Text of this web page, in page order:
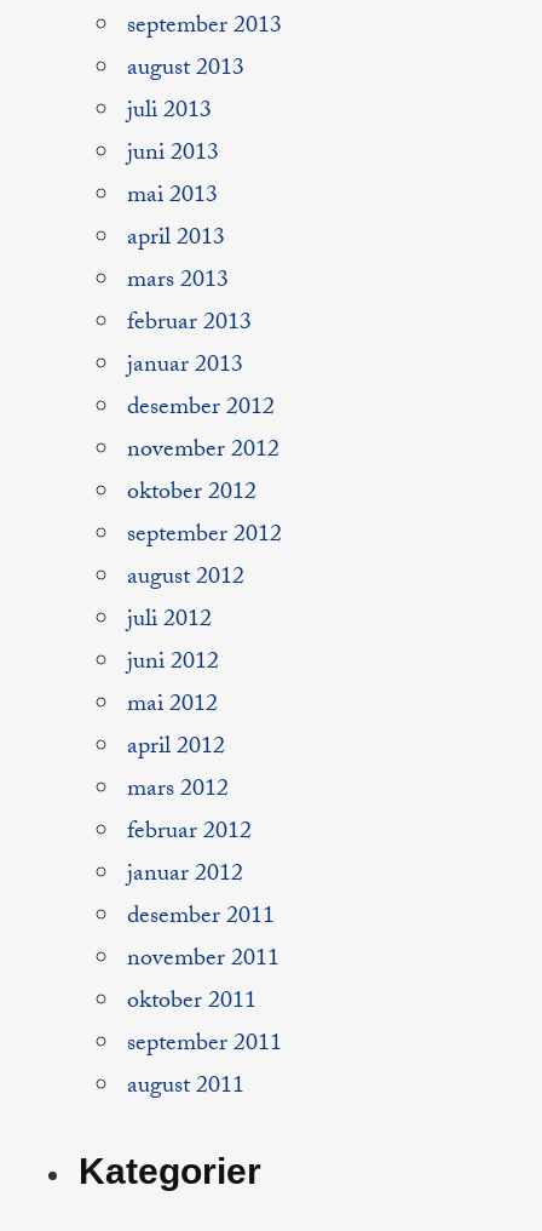
september 2013
august 2013
juli 2013
juni 2013
mai 2013
april 2013
mars 2013
februar 2013
januar 2013
desember 2012
november 2012
oktober 2012
september 2012
august 2012
juli 2012
juni 2012
mai 2012
april 2012
mars 2012
februar 2012
januar 2012
desember 2011
november 2011
oktober 2011
september 2011
august 2011
Kategorier